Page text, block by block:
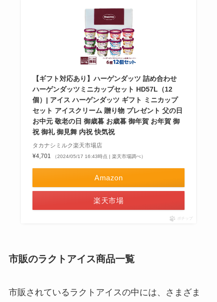
【ギフト対応あり】ハーゲンダッツ 詰め合わせ
ハーゲンダッツミニカップセット HD57L（12
個）| アイス ハーゲンダッツ ギフト ミニカップ
セット アイスクリーム 贈り物 プレゼント 父の日
お中元 敬老の日 御歳暮 お歳暮 御年賀 お年賀 御
祝 御礼 御見舞 内祝 快気祝
タカナシミルク楽天市場店
¥4,701
（2024/05/17 16:43時点 | 楽天市場調べ）
Amazon
楽天市場
ポチップ
市販のラクトアイス商品一覧
市販されているラクトアイスの中には、さまざま